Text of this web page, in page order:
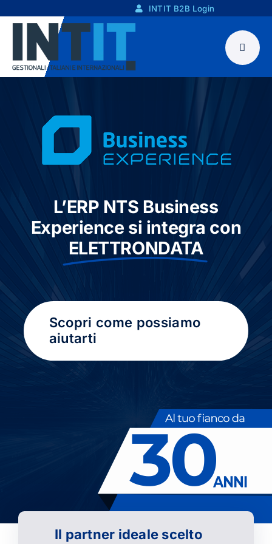
INTIT B2B Login
L’ERP NTS Business
Experience si integra con
ELETTRONDATA
Scopri come possiamo
aiutarti
Il partner ideale scelto